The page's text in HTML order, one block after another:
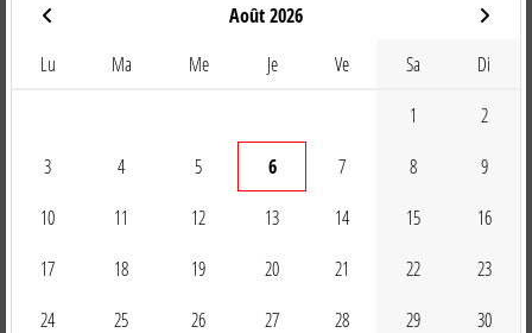
Août 2026
Lu Ma Me Je Ve Sa Di
1 2
3 4 5 6 7 8 9
10 11 12 13 14 15 16
17 18 19 20 21 22 23
24 25 26 27 28 29 30